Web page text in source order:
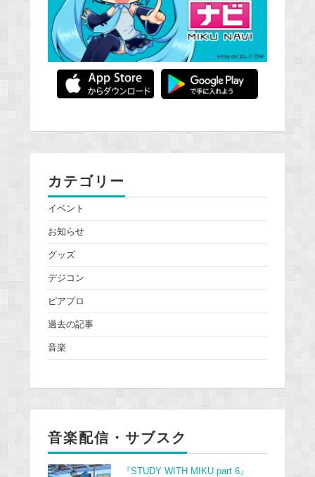
カテゴリー
イベント
お知らせ
グッズ
デジコン
ピアプロ
過去の記事
音楽
音楽配信・サブスク
『STUDY WITH MIKU part 6』